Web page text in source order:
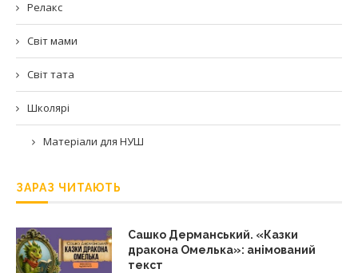
Релакс
Світ мами
Світ тата
Школярі
Матеріали для НУШ
ЗАРАЗ ЧИТАЮТЬ
Сашко Дерманський. «Казки
дракона Омелька»: анімований
текст